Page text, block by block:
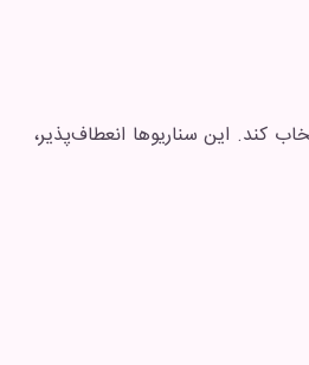
کند. این سناریوها انعطاف‌پذیر،